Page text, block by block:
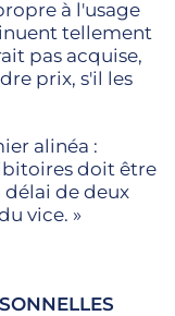
à l'usage
tellement
pas acquise,
prix, s'il les
alinéa :
doit être
de deux
vice. »